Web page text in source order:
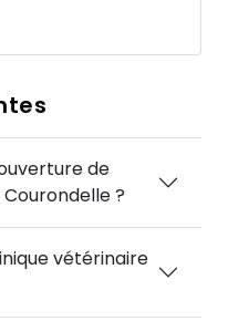
de
?
vétérinaire